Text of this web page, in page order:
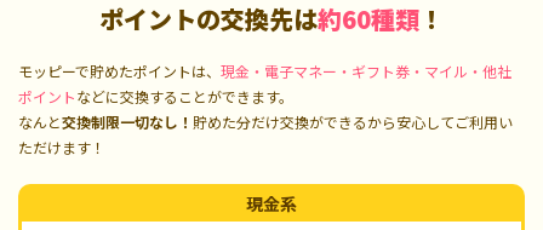
ポイントの交換先は約60種類 ！
モッピーで貯めたポイントは、 現金・電子マネー・ギフト券・マイル・他社
ポイントなどに交換することができます。
なんと交換制限一切なし！ 貯めた分だけ交換ができるから安心してご利用い
ただけます！
現金系